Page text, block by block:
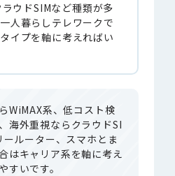
ウドSIMなど種類が多
人暮らしテレワークで
イプを軸に考えればい
WiMAX系、低コスト検
海外重視ならクラウドSI
ールーター、スマホとま
はキャリア系を軸に考え
すいです。